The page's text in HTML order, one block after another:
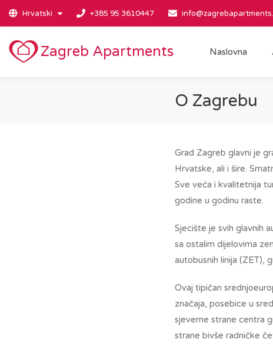
Hrvatski +385 95 3610447
Zagreb Apartments Naslovna
O Zagrebu
Grad Zagreb glavni je
Hrvatske, ali i šire.
Sve veća i kvalitetnija
godine u godinu raste.
Sjecište je svih glavnih
sa ostalim dijelovima
autobusnih linija (ZET),
Ovaj tipičan
značaja, posebice u
sjeverne strane centra
strane bivše radničke